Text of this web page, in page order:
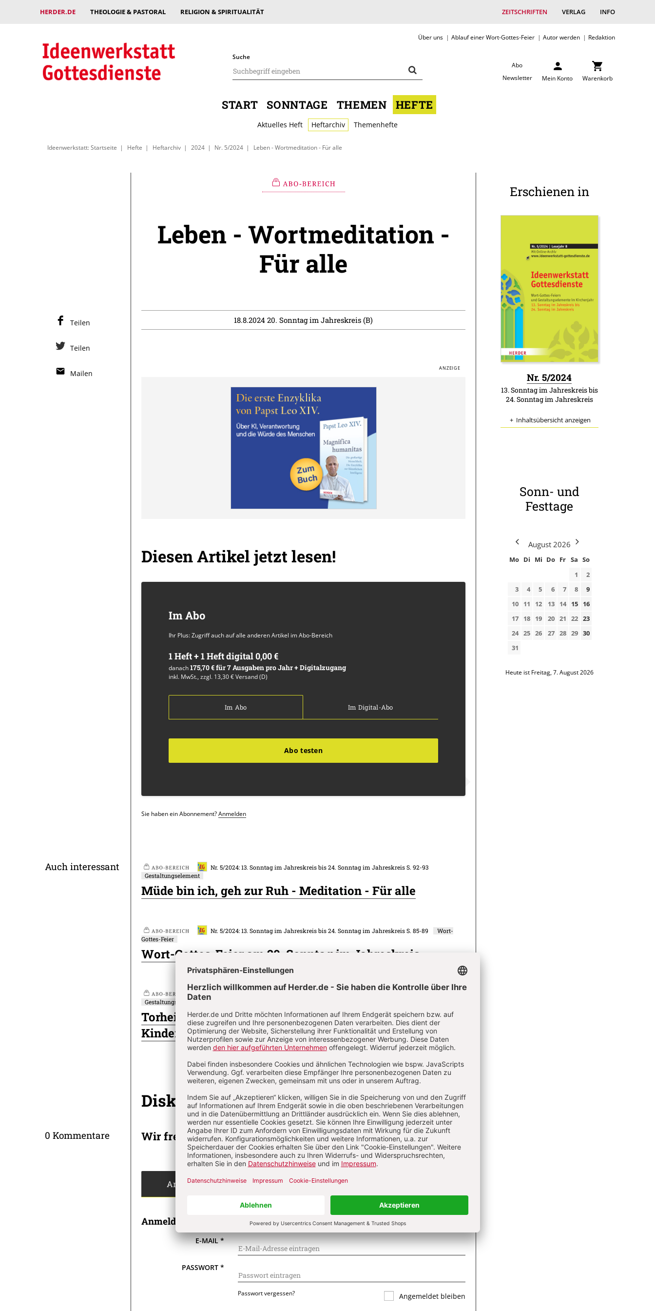
HERDER.DE THEOLOGIE & PASTORAL RELIGION & SPIRITUALITÄT ZEITSCHRIFTEN VERLAG INFO
Über uns Ablauf einer Wort-Gottes-Feier Autor werden Redaktion
Suche
Abo
Newsletter
Mein Konto Warenkorb
START SONNTAGE THEMEN HEFTE
Aktuelles Heft Heftarchiv Themenhefte
Ideenwerkstatt: Startseite Hefte Heftarchiv 2024 Nr. 5/2024 Leben - Wortmeditation - Für alle
Leben - Wortmeditation -
Für alle
18.8.2024 20. Sonntag im Jahreskreis (B)
Diesen Artikel jetzt lesen!
Im Abo
Ihr Plus: Zugriff auch auf alle anderen Artikel im Abo-Bereich
1 Heft + 1 Heft digital 0,00 €
danach175,70 € für 7 Ausgaben pro Jahr + Digitalzugang
inkl. MwSt., zzgl. 13,30 € Versand (D)
Im Abo Im Digital-Abo
Abo testen
Sie haben ein Abonnement?Anmelden
Teilen
Teilen
Mailen
Überschrift
Auch interessant
Plus
Nr. 5/2024: 13. Sonntag im Jahreskreis bis 24. Sonntag im Jahreskreis S. 92-93
Gestaltungselement
Müde bin ich, geh zur Ruh - Meditation - Für alle
Plus
Nr. 5/2024: 13. Sonntag im Jahreskreis bis 24. Sonntag im Jahreskreis S. 85-89
Wort-
Gottes-Feier
Wort-Gottes-Feier am 20. Sonntag im Jahreskreis
Plus
Gestaltungselement
Torheit und Weisheit - Katechetische Elemente - Für
Kinder
Diskussion Kommentieren
0 Kommentare Wir freuen uns über Ihren Kommentar
Angemeldet kommentieren Als Gast kommentieren
Anmeldung
E-MAIL*
PASSWORT*
Passwort vergessen? Angemeldet bleiben
Erschienen in
Nr. 5/2024
13. Sonntag im Jahreskreis bis
24. Sonntag im Jahreskreis
Inhaltsübersicht anzeigen
Sonn- und
Festtage
August 2026
Mo Di Mi Do Fr Sa So
1
2
3
4 5 6 7 8
9
10
11 12 13 14 15
16
17
18 19 20 21 22 23
24 25 26 27 28 29 30
31
Heute ist Freitag, 7. August 2026